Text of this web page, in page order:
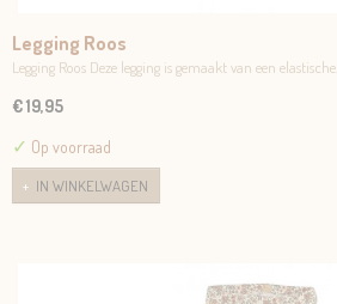
Legging Roos
Legging Roos Deze legging is gemaakt van een elastische…
€ 19,95
✓ Op voorraad
IN WINKELWAGEN